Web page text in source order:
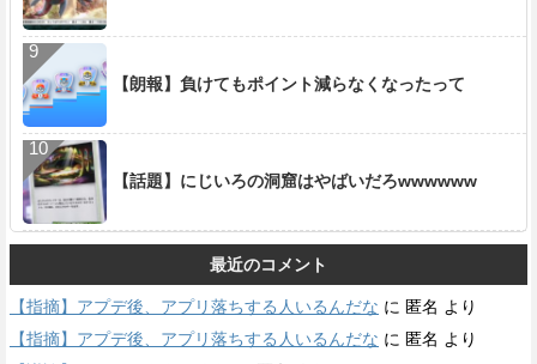
【朗報】負けてもポイント減らなくなったって
【話題】にじいろの洞窟はやばいだろwwwwww
最近のコメント
【指摘】アプデ後、アプリ落ちする人いるんだな に 匿名 より
【指摘】アプデ後、アプリ落ちする人いるんだな に 匿名 より